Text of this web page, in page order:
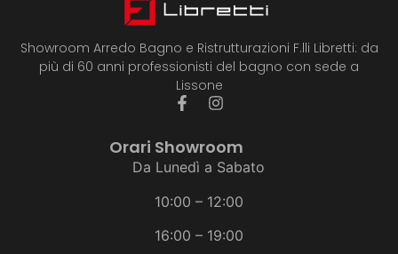
Showroom Arredo Bagno e Ristrutturazioni F.lli Libretti: da
più di 60 anni professionisti del bagno con sede a
Lissone
Orari Showroom
Da Lunedì a Sabato
10:00 – 12:00
16:00 – 19:00